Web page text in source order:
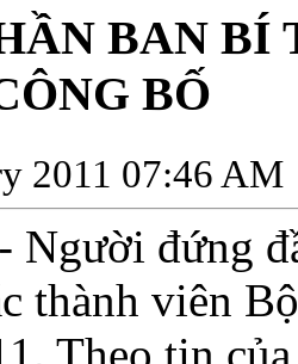
BAN BÍ
BỐ
2011 07:46 AM
Người đứng
thành viên
Theo tin